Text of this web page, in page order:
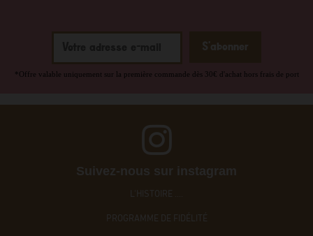
*Offre valable uniquement sur la première commande dès 30€ d'achat hors frais de port
Suivez-nous sur instagram
L'HISTOIRE ....
PROGRAMME DE FIDÉLITÉ